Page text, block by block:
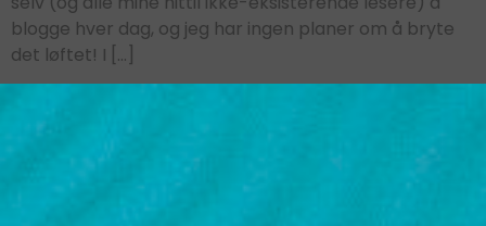
blogge hver dag, og jeg har ingen planer om å bryte
det løftet! I […]